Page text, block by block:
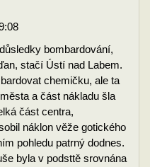
bombardování,
stačí Ústí nad Labem.
chemičku, ale ta
a část nákladu šla
část centra,
náklon věže gotického
pohledu patrný dodnes.
byla v podsttě srovnána